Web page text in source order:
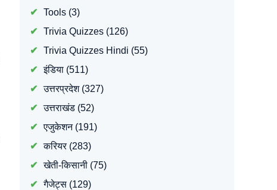
Tools(3)
Trivia Quizzes(126)
Trivia Quizzes Hindi (55)
इंडिया(511)
उत्तरप्रदेश(327)
उत्तराखंड(52)
एजुकेशन(191)
करियर(283)
खेती-किसानी(75)
गैजेट्स(129)